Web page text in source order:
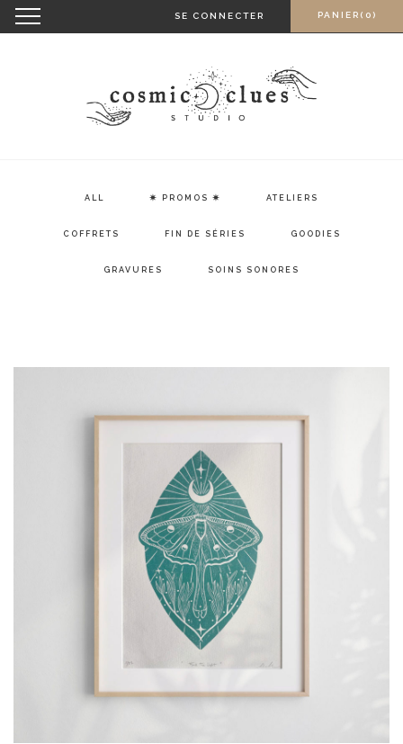
Skip
to
SE CONNECTER PANIER(0)
Toggle
navigation
ALL ✷ PROMOS ✷ ATELIERS
COFFRETS FIN DE SÉRIES GOODIES
GRAVURES SOINS SONORES